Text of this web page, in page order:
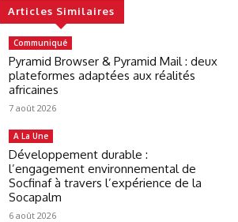
Articles Similaires
Communiqué
Pyramid Browser & Pyramid Mail : deux
plateformes adaptées aux réalités
africaines
7 août 2026
A La Une
Développement durable :
l’engagement environnemental de
Socfinaf à travers l’expérience de la
Socapalm
6 août 2026